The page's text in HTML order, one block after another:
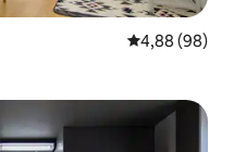
4,88 ud af 5 i
4,88 (98)